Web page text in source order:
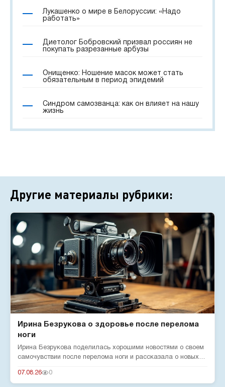
Лукашенко о мире в Белоруссии: «Надо
работать»
Диетолог Бобровский призвал россиян не
покупать разрезанные арбузы
Онищенко: Ношение масок может стать
обязательным в период эпидемий
Синдром самозванца: как он влияет на нашу
жизнь
Другие материалы рубрики:
Ирина Безрукова о здоровье после перелома
ноги
Ирина Безрукова поделилась хорошими новостями о своем
самочувствии после перелома ноги и рассказала о новых
07.08.26 0